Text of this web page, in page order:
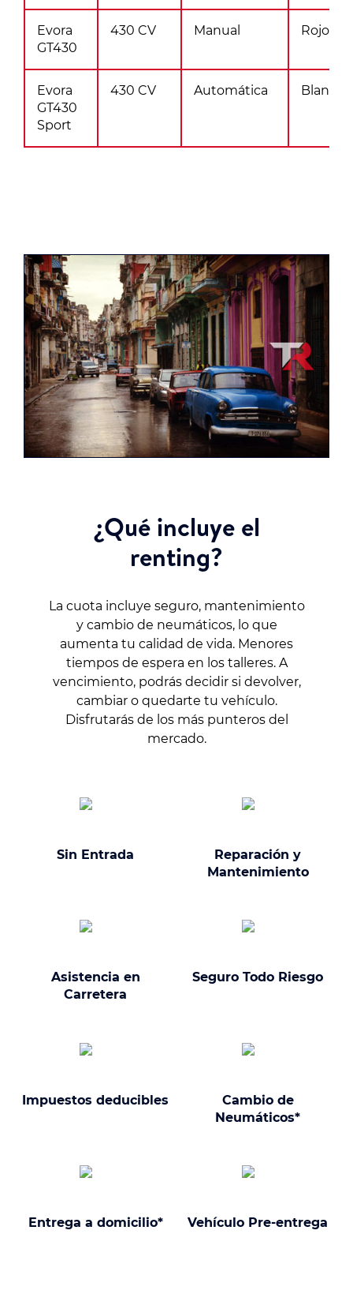
Evora
GT430
430 CV Manual Rojo
Evora
GT430
Sport
430 CV Automática Blanco
¿Qué incluye el
renting?
La cuota incluye seguro, mantenimiento
y cambio de neumáticos, lo que
aumenta tu calidad de vida. Menores
tiempos de espera en los talleres. A
vencimiento, podrás decidir si devolver,
cambiar o quedarte tu vehículo.
Disfrutarás de los más punteros del
mercado.
Sin Entrada
Reparación y
Mantenimiento
Asistencia en
Carretera
Seguro Todo Riesgo
Impuestos deducibles
Cambio de
Neumáticos*
Entrega a domicilio* Vehículo Pre-entrega